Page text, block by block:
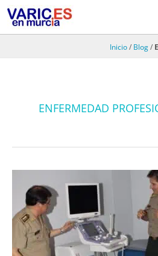
Inicio/ Blog/
ENFERMEDAD
policía,
guardia
civil,
ejército.